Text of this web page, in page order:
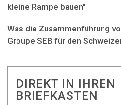
kleine Rampe bauen"
Was die Zusammenführung
Groupe SEB für den
DIREKT IN IHREN
BRIEFKASTEN